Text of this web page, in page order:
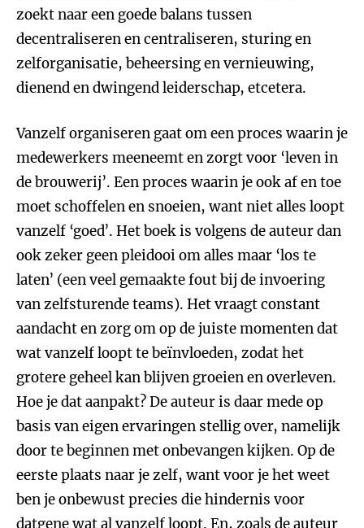
zoekt naar een goede balans tussen
decentraliseren en centraliseren, sturing en
zelforganisatie, beheersing en vernieuwing,
dienend en dwingend leiderschap, etcetera.
Vanzelf organiseren gaat om een proces waarin je
medewerkers meeneemt en zorgt voor ‘leven in
de brouwerij’. Een proces waarin je ook af en toe
moet schoffelen en snoeien, want niet alles loopt
vanzelf ‘goed’. Het boek is volgens de auteur dan
ook zeker geen pleidooi om alles maar ‘los te
laten’ (een veel gemaakte fout bij de invoering
van zelfsturende teams). Het vraagt constant
aandacht en zorg om op de juiste momenten dat
wat vanzelf loopt te beïnvloeden, zodat het
grotere geheel kan blijven groeien en overleven.
Hoe je dat aanpakt? De auteur is daar mede op
basis van eigen ervaringen stellig over, namelijk
door te beginnen met onbevangen kijken. Op de
eerste plaats naar je zelf, want voor je het weet
ben je onbewust precies die hindernis voor
datgene wat al vanzelf loopt. En, zoals de auteur